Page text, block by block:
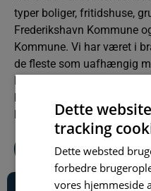
typer boliger, fritidshuse,
Frederikshavn Kommune
Kommune. Vi har været i
de fleste som uafhængig
lokalkendskab. Det sikrer
boliger til salg og den
købere. Samtidig
Team Calundan
Dette
tracking
Dette websted
forbedre
vores hjemmeside